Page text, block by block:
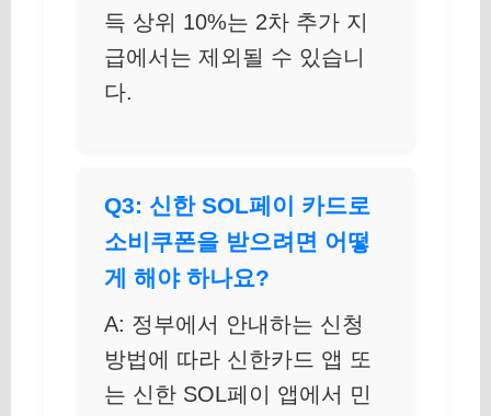
득 상위 10%는 2차 추가 지
급에서는 제외될 수 있습니
다.
Q3: 신한 SOL페이 카드로
소비쿠폰을 받으려면 어떻
게 해야 하나요?
A: 정부에서 안내하는 신청
방법에 따라 신한카드 앱 또
는 신한 SOL페이 앱에서 민